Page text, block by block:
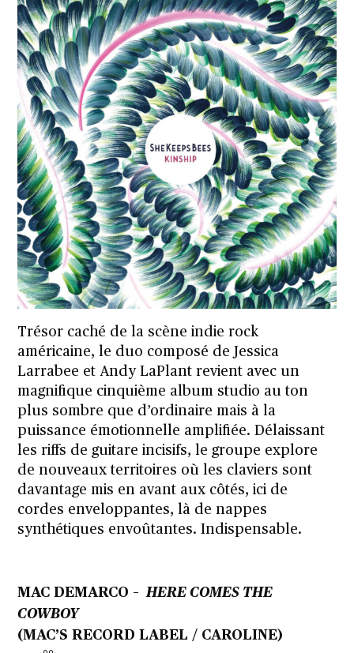
Trésor caché de la scène indie rock
américaine, le duo composé de Jessica
Larrabee et Andy LaPlant revient avec un
magnifique cinquième album studio au ton
plus sombre que d’ordinaire mais à la
puissance émotionnelle amplifiée. Délaissant
les riffs de guitare incisifs, le groupe explore
de nouveaux territoires où les claviers sont
davantage mis en avant aux côtés, ici de
cordes enveloppantes, là de nappes
synthétiques envoûtantes. Indispensable.
MAC DEMARCO –HERE COMES THE
COWBOY
(MAC’S RECORD LABEL / CAROLINE)